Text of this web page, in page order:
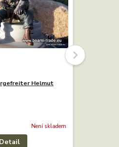
Helmut
Není skladem
Detail